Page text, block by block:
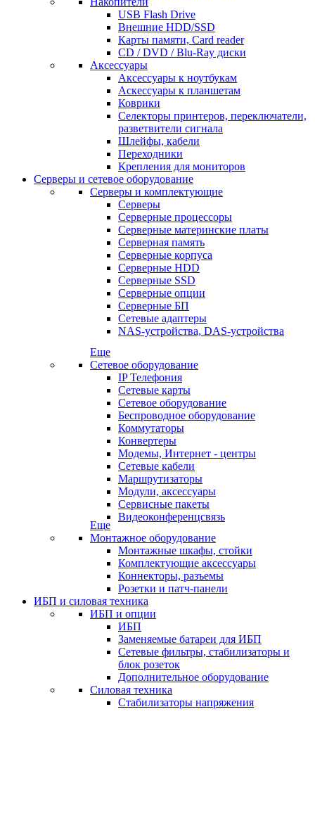
USB Flash Drive
Внешние HDD/SSD
Карты памяти, Card reader
CD / DVD / Blu-Ray диски
Аксессуары
Аксессуары к ноутбукам
Аскессуары к планшетам
Коврики
Селекторы принтеров, переключатели,
разветвители сигнала
Шлейфы, кабели
Переходники
Крепления для мониторов
Серверы и сетевое оборудование
Серверы и комплектующие
Серверы
Серверные процессоры
Серверные материнские платы
Серверная память
Серверные корпуса
Серверные HDD
Серверные SSD
Серверные опции
Серверные БП
Сетевые адаптеры
NAS-устройства, DAS-устройства
Еще
Сетевое оборудование
IP Телефония
Сетевые карты
Сетевое оборудование
Беспроводное оборудование
Коммутаторы
Конвертеры
Модемы, Интернет - центры
Сетевые кабели
Маршрутизаторы
Модули, аксессуары
Сервисные пакеты
Видеоконференцсвязь
Еще
Монтажное оборудование
Монтажные шкафы, стойки
Комплектующие аксессуары
Коннекторы, разъемы
Розетки и патч-панели
ИБП и силовая техника
ИБП и опции
ИБП
Заменяемые батареи для ИБП
Сетевые фильтры, стабилизаторы и
блок розеток
Дополнительное оборудование
Силовая техника
Стабилизаторы напряжения